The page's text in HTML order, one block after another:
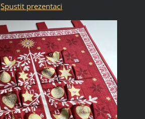
Spustit prezentaci